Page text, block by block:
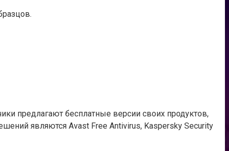
предлагают бесплатные версии своих продуктов,
являются Avast Free Antivirus, Kaspersky Security